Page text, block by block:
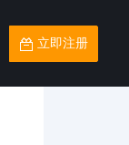
立即注册